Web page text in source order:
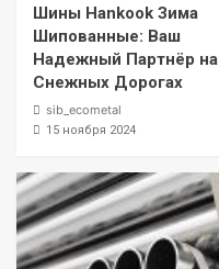
Шины Hankook Зима
Шипованные: Ваш
Надежный Партнёр на
Снежных Дорогах
sib_ecometal
15 ноября 2024